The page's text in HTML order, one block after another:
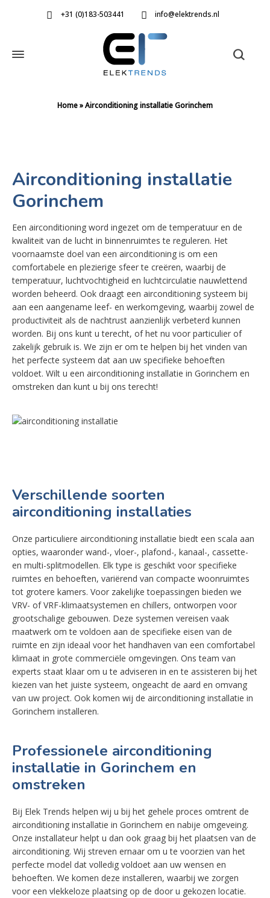
+31 (0)183-503441 info@elektrends.nl
Home»Airconditioning installatie Gorinchem
Airconditioning installatie
Gorinchem
Een airconditioning word ingezet om de temperatuur en de
kwaliteit van de lucht in binnenruimtes te reguleren. Het
voornaamste doel van een airconditioning is om een
comfortabele en plezierige sfeer te creëren, waarbij de
temperatuur, luchtvochtigheid en luchtcirculatie nauwlettend
worden beheerd. Ook draagt een airconditioning systeem bij
aan een aangename leef- en werkomgeving, waarbij zowel de
productiviteit als de nachtrust aanzienlijk verbeterd kunnen
worden. Bij ons kunt u terecht, of het nu voor particulier of
zakelijk gebruik is. We zijn er om te helpen bij het vinden van
het perfecte systeem dat aan uw specifieke behoeften
voldoet. Wilt u een airconditioning installatie in Gorinchem en
omstreken dan kunt u bij ons terecht!
Verschillende soorten
airconditioning installaties
Onze particuliere airconditioning installatie biedt een scala aan
opties, waaronder wand-, vloer-, plafond-, kanaal-, cassette-
en multi-splitmodellen. Elk type is geschikt voor specifieke
ruimtes en behoeften, variërend van compacte woonruimtes
tot grotere kamers. Voor zakelijke toepassingen bieden we
VRV- of VRF-klimaatsystemen en chillers, ontworpen voor
grootschalige gebouwen. Deze systemen vereisen vaak
maatwerk om te voldoen aan de specifieke eisen van de
ruimte en zijn ideaal voor het handhaven van een comfortabel
klimaat in grote commerciële omgevingen. Ons team van
experts staat klaar om u te adviseren in en te assisteren bij het
kiezen van het juiste systeem, ongeacht de aard en omvang
van uw project. Ook komen wij de airconditioning installatie in
Gorinchem installeren.
Professionele airconditioning
installatie in Gorinchem en
omstreken
Bij Elek Trends helpen wij u bij het gehele proces omtrent de
airconditioning installatie in Gorinchem en nabije omgeveing.
Onze installateur helpt u dan ook graag bij het plaatsen van de
airconditioning. Wij streven ernaar om u te voorzien van het
perfecte model dat volledig voldoet aan uw wensen en
behoeften. We komen deze installeren, waarbij we zorgen
voor een vlekkeloze plaatsing op de door u gekozen locatie.